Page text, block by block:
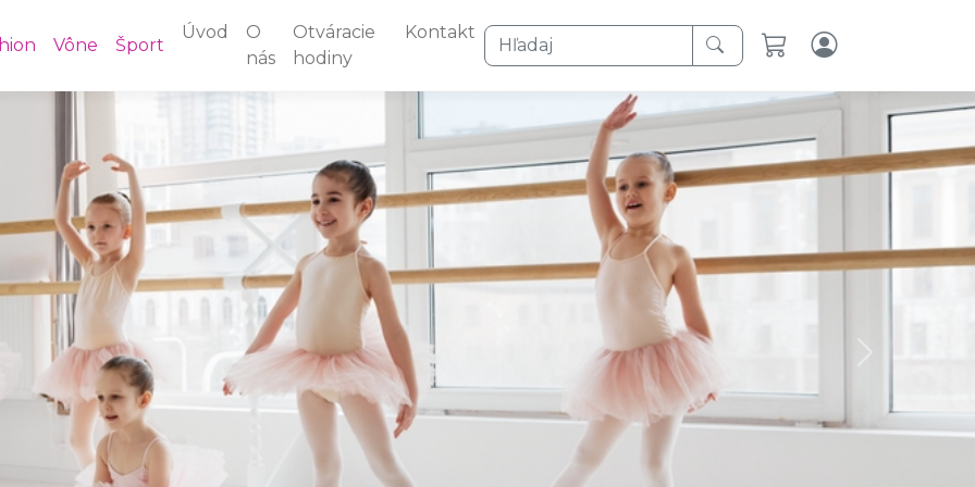
Vône Šport
Úvod
O
nás
Otváracie
hodiny
Kontakt Hľadaj